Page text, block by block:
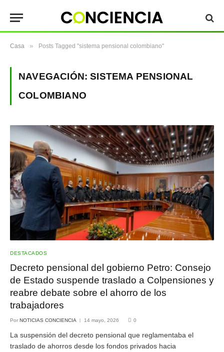
Casa » Posts Tagged "sistema pensional colombiano"
NAVEGACIÓN:SISTEMA PENSIONAL
COLOMBIANO
DESTACADOS
Decreto pensional del gobierno Petro: Consejo
de Estado suspende traslado a Colpensiones y
reabre debate sobre el ahorro de los
trabajadores
Por NOTICIAS CONCIENCIA 14 mayo, 2026 0
La suspensión del decreto pensional que reglamentaba el
traslado de ahorros desde los fondos privados hacia